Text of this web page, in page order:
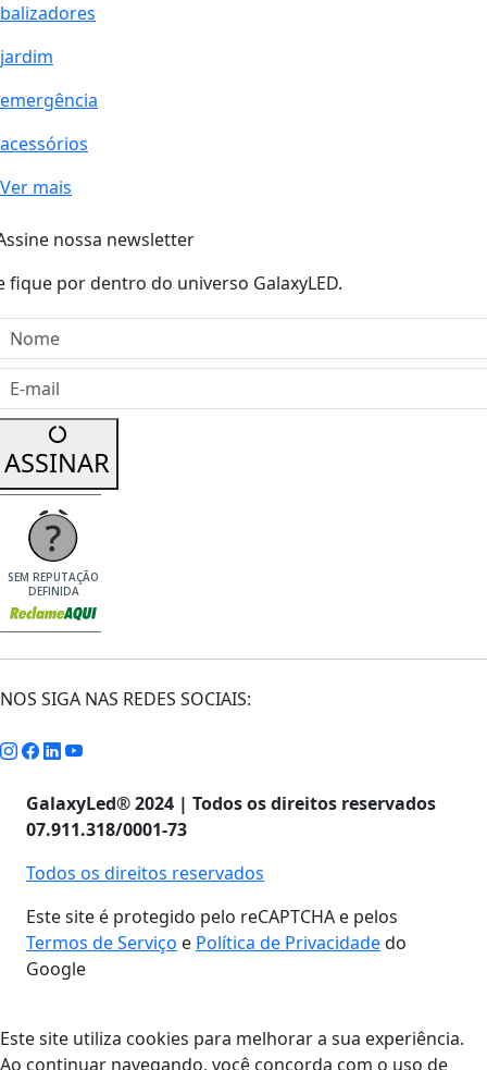
balizadores
jardim
emergência
acessórios
Ver mais
nossa newsletter
fique por dentro do universo GalaxyLED.
mail
ASSINAR
SEM REPUTAÇÃO
DEFINIDA
NOS SIGA NAS REDES SOCIAIS:
GalaxyLed® 2024 | Todos os direitos reservados
07.911.318/0001-73
Todos os direitos reservados
Este site é protegido pelo reCAPTCHA e pelos
Termos de Serviço e Política de Privacidadedo
Google
Este site utiliza cookies para melhorar a sua experiência.
Ao continuar navegando, você concorda com o uso de